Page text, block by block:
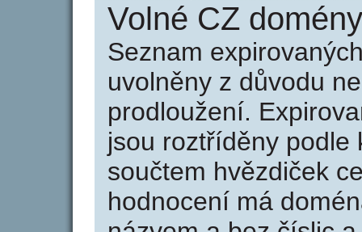
Volné CZ
Seznam
uvolněny z důvodu
prodloužení.
jsou roztříděny podle
součtem hvězdiček
hodnocení má